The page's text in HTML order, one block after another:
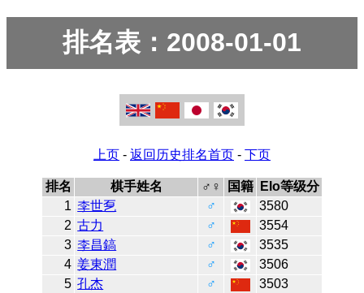
排名表：2008-01-01
上页 - 返回历史排名首页 - 下页
排名 棋手姓名 ♂♀ 国籍
Elo等级分
1 李世乭 ♂
3580
2 古力 ♂
3554
3 李昌鎬 ♂
3535
4 姜東潤 ♂
3506
5 孔杰 ♂
3503